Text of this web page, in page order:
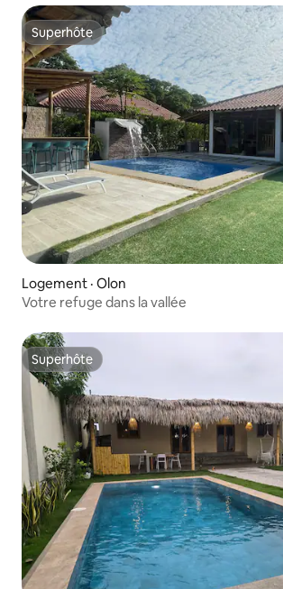
Superhôte
Superhôte
Logement · Olon
Votre refuge dans la vallée
Superhôte
Superhôte